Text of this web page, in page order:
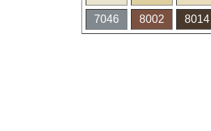
7046 8002 8014